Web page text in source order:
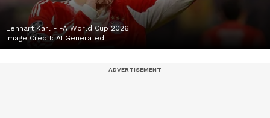
Lennart Karl FIFA World Cup 2026
Image Credit: AI Generated